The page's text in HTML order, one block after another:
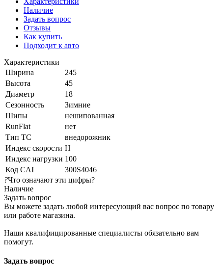
Наличие
Задать вопрос
Отзывы
Как купить
Подходит к авто
Характеристики
Ширина
245
Высота
45
Диаметр
18
Сезонность
Зимние
Шипы
нешипованная
RunFlat
нет
Тип ТС
внедорожник
Индекс скорости H
Индекс нагрузки 100
Код CAI
300S4046
?Что означают эти цифры?
Наличие
Задать вопрос
Вы можете задать любой интересующий вас вопрос по товару
или работе магазина.
Наши квалифицированные специалисты обязательно вам
помогут.
Задать вопрос